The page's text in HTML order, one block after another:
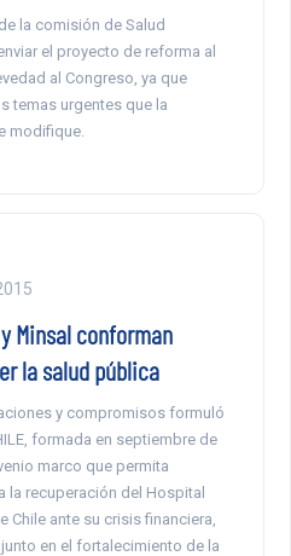
la comisión de Salud
el proyecto de reforma al
al Congreso, ya que
temas urgentes que la
modifique.
Minsal conforman
la salud pública
y compromisos formuló
formada en septiembre de
marco que permita
la recuperación del Hospital
Chile ante su crisis financiera,
en el fortalecimiento de la